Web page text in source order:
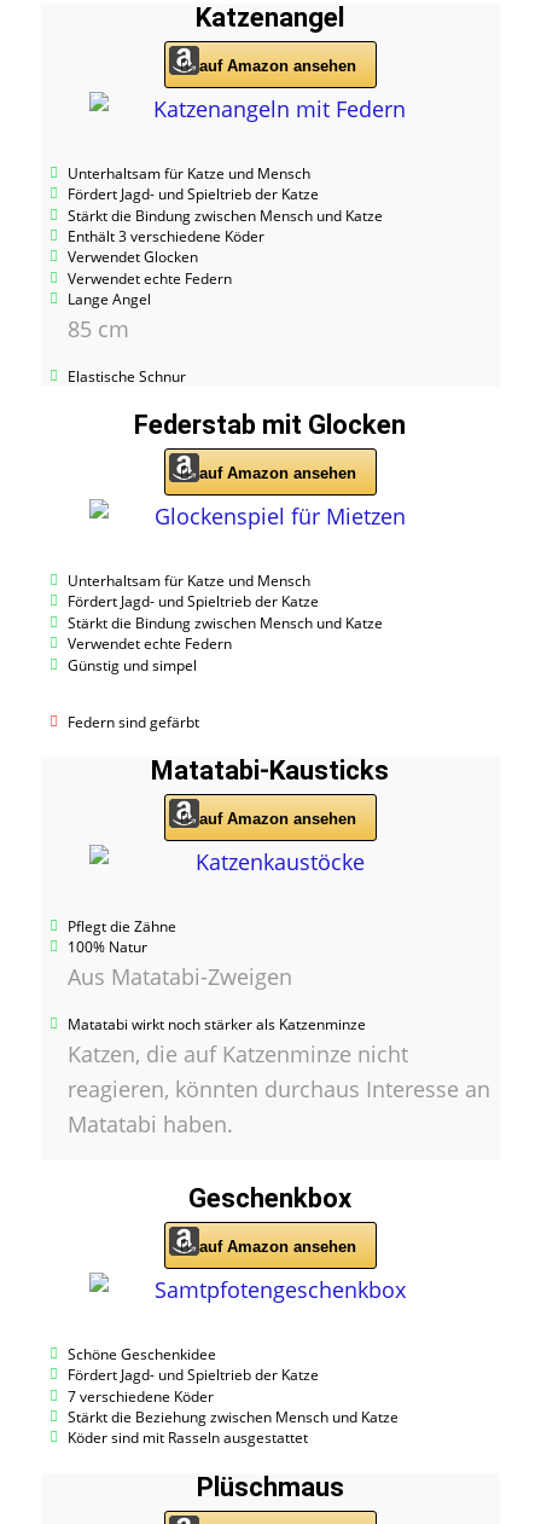
Katzenangel
auf Amazon ansehen
Unterhaltsam für Katze und Mensch
Fördert Jagd- und Spieltrieb der Katze
Stärkt die Bindung zwischen Mensch und Katze
Enthält 3 verschiedene Köder
Verwendet Glocken
Verwendet echte Federn
Lange Angel
85 cm
Elastische Schnur
Federstab mit Glocken
auf Amazon ansehen
Unterhaltsam für Katze und Mensch
Fördert Jagd- und Spieltrieb der Katze
Stärkt die Bindung zwischen Mensch und Katze
Verwendet echte Federn
Günstig und simpel
Federn sind gefärbt
Matatabi-Kausticks
auf Amazon ansehen
Pflegt die Zähne
100% Natur
Aus Matatabi-Zweigen
Matatabi wirkt noch stärker als Katzenminze
Katzen, die auf Katzenminze nicht
reagieren, könnten durchaus Interesse an
Matatabi haben.
Geschenkbox
auf Amazon ansehen
Schöne Geschenkidee
Fördert Jagd- und Spieltrieb der Katze
7 verschiedene Köder
Stärkt die Beziehung zwischen Mensch und Katze
Köder sind mit Rasseln ausgestattet
Plüschmaus